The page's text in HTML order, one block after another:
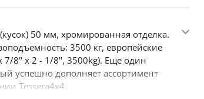
50 мм, хромированная отделка.
3500 кг, европейские
7/8" x 2 - 1/8", 3500kg). Еще один
успешно дополняет ассортимент
Tessera4x4.